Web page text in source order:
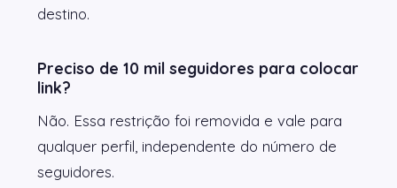
destino.
Preciso de 10 mil seguidores para colocar
link?
Não. Essa restrição foi removida e vale para
qualquer perfil, independente do número de
seguidores.